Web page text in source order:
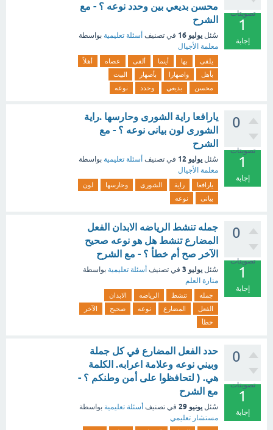
تصويتات
1
إجابة
محسن بديعي بين وحدد نوعه ؟ - مع
الشرح
سُئل يوليو 16 في تصنيف أسئلة تعليمية بواسطة
معلمة الأجيال
يلقى بها أينما ألقى عصاه
أهلاً
بأهل
واصهارا بأصهار
البيت
محسن
بديعي وحدد نوعه
0
تصويتات
1
إجابة
يارافعا راية الشورى وحارسها .راية
الشورى لون بيانى نوعه ؟ - مع
الشرح
سُئل يوليو 12 في تصنيف أسئلة تعليمية بواسطة
معلمة الأجيال
يارافعا راية الشورى وحارسها
لون
بيانى
نوعه
0
تصويتات
1
إجابة
جمله تنشط الرياضه الابدان الفعل
المضارع تنشط هل هو نوعه صحيح
الآخر صح أم خطأ ؟ - مع الشرح
سُئل يوليو 3 في تصنيف أسئلة تعليمية بواسطة
منارة العلم
جمله تنشط الرياضه
الابدان
الفعل
المضارع نوعه صحيح
الآخر
خطأ
0
تصويتات
1
إجابة
حدد الفعل المضارع في كل جملة
وبيني نوعه وعلامة اعرابه. الكلمة
هي. ( لتحافظوا على أمن وطنكم ؟ -
مع الشرح
سُئل يونيو 29 في تصنيف أسئلة تعليمية بواسطة
مستشار تعليمي